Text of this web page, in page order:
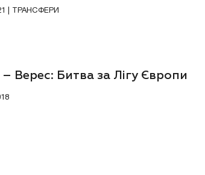
| ТРАНСФЕРИ
Верес: Битва за Лігу Європи